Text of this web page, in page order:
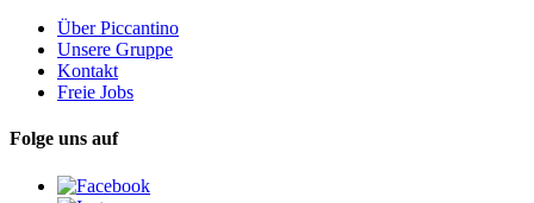
Über Piccantino
Unsere Gruppe
Kontakt
Freie Jobs
Folge uns auf